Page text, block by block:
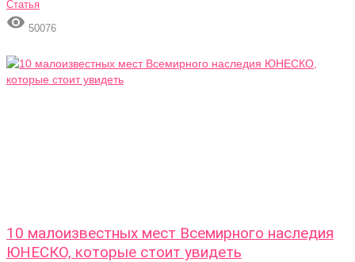
Статья
 50076
10 малоизвестных мест Всемирного наследия
ЮНЕСКО, которые стоит увидеть